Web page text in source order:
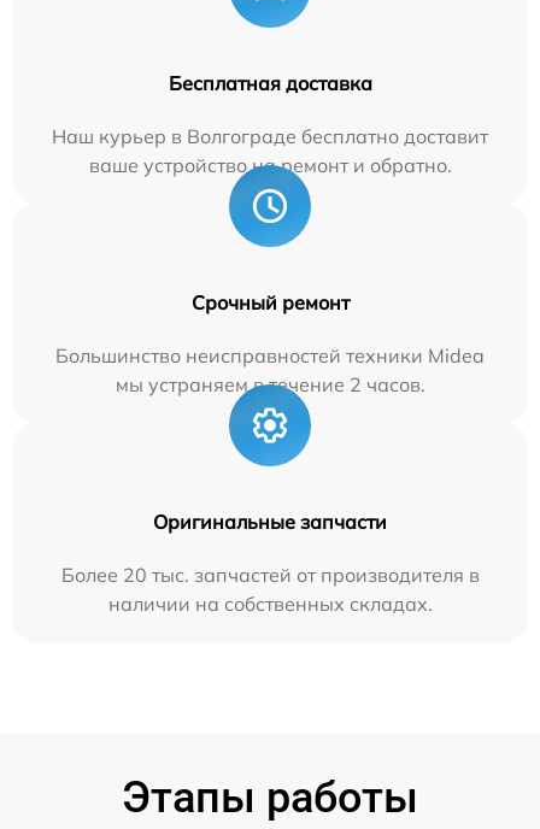
Бесплатная доставка
Наш курьер в Волгограде бесплатно доставит
ваше устройство на ремонт и обратно.
Срочный ремонт
Большинство неисправностей техники Midea
мы устраняем в течение 2 часов.
Оригинальные запчасти
Более 20 тыс. запчастей от производителя в
наличии на собственных складах.
Этапы работы